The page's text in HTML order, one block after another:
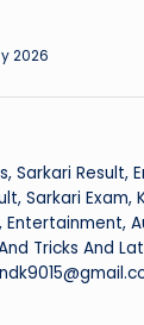
2026
Sarkari Result,
Sarkari Exam,
Entertainment,
Tricks And